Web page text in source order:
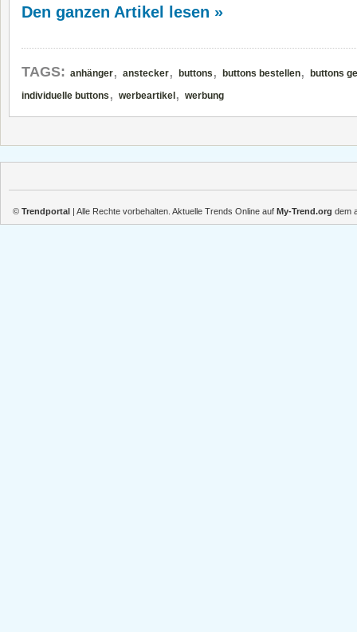
Den ganzen Artikel lesen »
TAGS: anhänger, anstecker, buttons , buttons bestellen,
buttons
individuelle buttons , werbeartikel , werbung
© Trendportal | Alle Rechte vorbehalten. Aktuelle Trends Online auf My-Trend.org dem